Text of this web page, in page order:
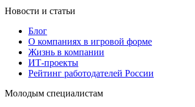
Новости и статьи
Блог
О компаниях в игровой форме
Жизнь в компании
ИТ-проекты
Рейтинг работодателей России
Молодым специалистам